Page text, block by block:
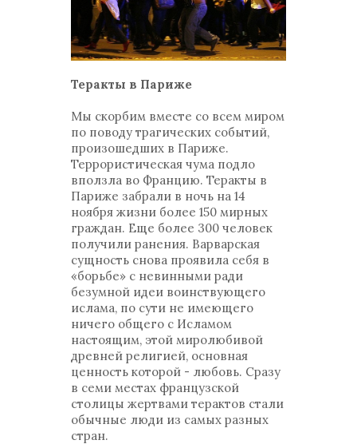
Теракты в Париже
Мы скорбим вместе со всем миром
по поводу трагических событий,
произошедших в Париже.
Террористическая чума подло
вползла во Францию. Теракты в
Париже забрали в ночь на 14
ноября жизни более 150 мирных
граждан. Еще более 300 человек
получили ранения. Варварская
сущность снова проявила себя в
«борьбе» с невинными ради
безумной идеи воинствующего
ислама, по сути не имеющего
ничего общего с Исламом
настоящим, этой миролюбивой
древней религией, основная
ценность которой - любовь. Сразу
в семи местах французской
столицы жертвами терактов стали
обычные люди из самых разных
стран.